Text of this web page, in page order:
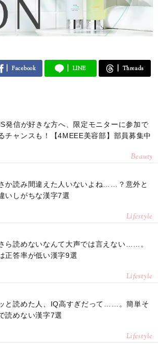
Facebook LINE Threads
発信が好きな方へ、限定モニターに参加で
チャンスも！【4MEEE美容部】部員募集中
Beauty
か読み間違えた人いないよね……？意外と
いしがちな漢字7選
Lifestyle
ら読めないなんて大声では言えない……。
正答率が低い漢字9選
Lifestyle
と読めた人、IQ高すぎだって……。簡単そ
読めない漢字7選
Lifestyle